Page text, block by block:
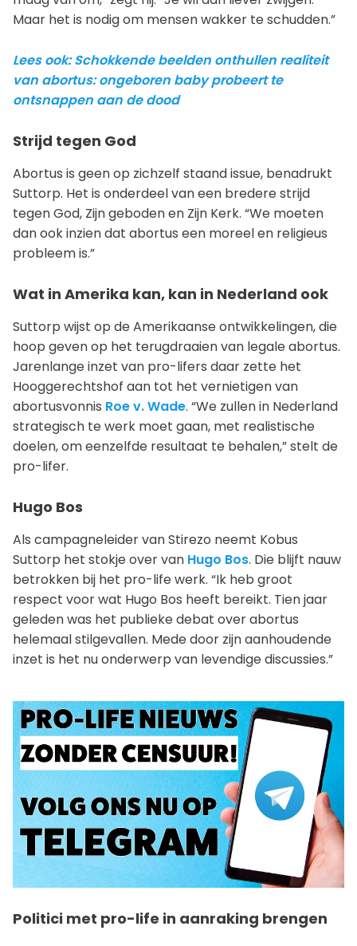
Maar het is nodig om mensen wakker te schudden.”
Lees ook: Schokkende beelden onthullen realiteit
van abortus: ongeboren baby probeert te
ontsnappen aan de dood
Strijd tegen God
Abortus is geen op zichzelf staand issue, benadrukt
Suttorp. Het is onderdeel van een bredere strijd
tegen God, Zijn geboden en Zijn Kerk. “We moeten
dan ook inzien dat abortus een moreel en religieus
probleem is.”
Wat in Amerika kan, kan in Nederland ook
Suttorp wijst op de Amerikaanse ontwikkelingen, die
hoop geven op het terugdraaien van legale abortus.
Jarenlange inzet van pro-lifers daar zette het
Hooggerechtshof aan tot het vernietigen van
abortusvonnis Roe v. Wade. “We zullen in Nederland
strategisch te werk moet gaan, met realistische
doelen, om eenzelfde resultaat te behalen,” stelt de
pro-lifer.
Hugo Bos
Als campagneleider van Stirezo neemt Kobus
Suttorp het stokje over van Hugo Bos. Die blijft nauw
betrokken bij het pro-life werk. “Ik heb groot
respect voor wat Hugo Bos heeft bereikt. Tien jaar
geleden was het publieke debat over abortus
helemaal stilgevallen. Mede door zijn aanhoudende
inzet is het nu onderwerp van levendige discussies.”
Politici met pro-life in aanraking brengen